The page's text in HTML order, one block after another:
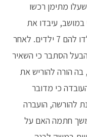
מתימן רכשו
עיבדו את
אדמתם ונולדו להם 7 ילדים. לאחר
הסתבר כי השאיר
בה הורה להוריש את
כי מדובר
להורשה, הועברה
חתמה האם על